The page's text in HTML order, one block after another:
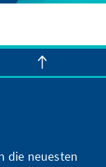
die neuesten